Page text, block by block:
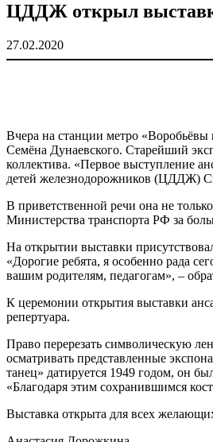
ЦДДЖ открыл
27.02.2020
Вчера на станции метро
Семёна Дунаевского. Старейший
коллектива. «Первое выступление
детей железнодорожников (ЦДДЖ)
В приветственной речи она не
Министерства транспорта РФ за
На открытии выставки
«Дорогие ребята, я особенно рада
вашим родителям, педагогам», –
К церемонии открытия выставки
репертуара.
Право перерезать символическую
осматривать представленные
танец» датируется 1949 годом, он
«Благодаря этим сохранившимся
Выставка открыта для всех